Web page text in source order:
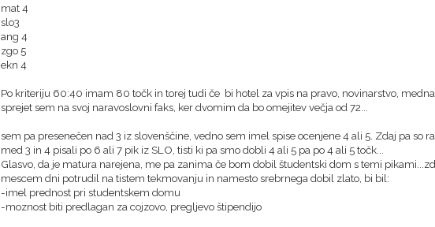
mat 4
slo3
ang 4
zgo 5
ekn 4
Po kriteriju 60:40 imam 80 točk in torej tudi če bi hotel za vpis na pravo, novinarstvo,
sprejet sem na svoj naravoslovni faks, ker dvomim da bo omejitev večja od 72...
sem pa presenečen nad 3 iz slovenščine, vedno sem imel spise ocenjene 4 ali 5. Zdaj pa so
med 3 in 4 pisali po 6 ali 7 pik iz SLO, tisti ki pa smo dobli 4 ali 5 pa po 4 ali 5 točk...
Glasvo, da je matura narejena, me pa zanima če bom dobil študentski dom s temi
mescem dni potrudil na tistem tekmovanju in namesto srebrnega dobil zlato, bi bil:
-imel prednost pri studentskem domu
-moznost biti predlagan za cojzovo, pregljevo štipendijo